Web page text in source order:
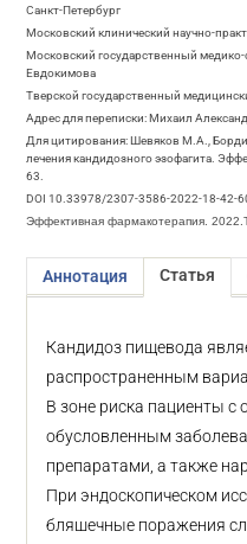
Санкт-Петербург
Московский клинический научно-
Московский государственный
Евдокимова
Тверской государственный
Адрес для переписки: Михаил
Для цитирования: Шевяков М.А.,
лечения кандидозного эзофагита.
63.
DOI 10.33978/2307-3586-2022-18-42-
Эффективная фармакотерапия.
Аннотация Статья
Кандидоз пищевода
распространенным
В зоне риска пациенты
обусловленным
препаратами, а также
При эндоскопическом
бляшечные поражения